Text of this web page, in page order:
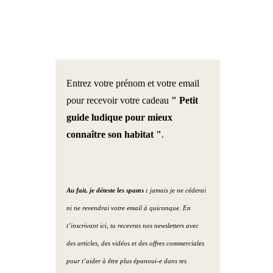
Julien
Portrait 3 : Le gîte de Lucie
et Daniel
Portrait 5 : L’ hôtel de
Valérie
Portrait 6 : La maison de
vie ( Podcast )
Etre serein avec le Linky du
voisin ? ( Podcast )
L’abondance ( Podcast )
5 objets décoratifs pour
activer les zones de vie (
Entrez votre prénom et votre email
pour recevoir votre cadeau " Petit
guide ludique pour mieux
connaître son habitat ".
Au fait, je déteste les spams : jamais je ne céderai
ni ne revendrai votre email à quiconque. En
t’inscrivant ici, tu recevras nos newsletters avec
des articles, des vidéos et des offres commerciales
pour t’aider à être plus épanoui-e dans tes